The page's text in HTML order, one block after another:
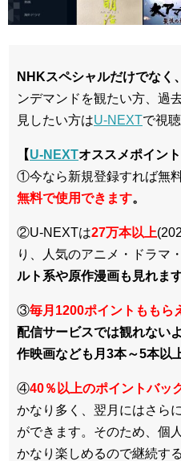
NHKスペシャルだけでなく、
ンデマンドを観たい方、過
見したい方はU-NEXTで視
【U-NEXTオススメポイント
①今なら新規登録すれば無
無料で使用できます。
②U-NEXTは27万本以上
り、人気のアニメ・ドラマ
ルト系や原作漫画も見れま
③毎月1200ポイントももら
配信サービスでは観れない
作映画なども月3本～5本以
④40％以上のポイントバッ
かなり多く、翌月にはさら
ができます。そのため、個
かなり楽しめるので継続す